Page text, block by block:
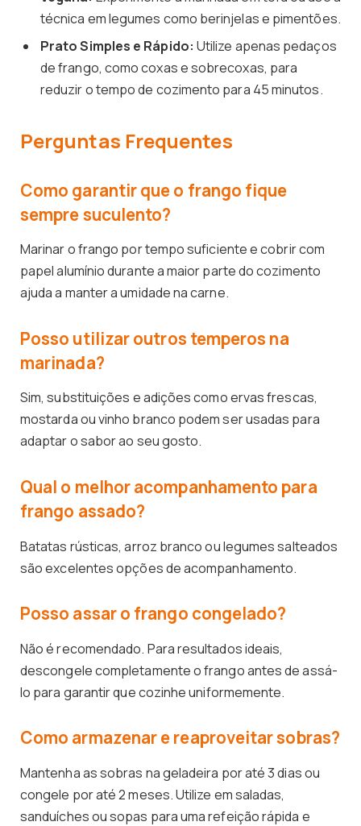
técnica em legumes como berinjelas e pimentões.
Prato Simples e Rápido: Utilize apenas pedaços
de frango, como coxas e sobrecoxas, para
reduzir o tempo de cozimento para 45 minutos.
Perguntas Frequentes
Como garantir que o frango fique
sempre suculento?
Marinar o frango por tempo suficiente e cobrir com
papel alumínio durante a maior parte do cozimento
ajuda a manter a umidade na carne.
Posso utilizar outros temperos na
marinada?
Sim, substituições e adições como ervas frescas,
mostarda ou vinho branco podem ser usadas para
adaptar o sabor ao seu gosto.
Qual o melhor acompanhamento para
frango assado?
Batatas rústicas, arroz branco ou legumes salteados
são excelentes opções de acompanhamento.
Posso assar o frango congelado?
Não é recomendado. Para resultados ideais,
descongele completamente o frango antes de assá-
lo para garantir que cozinhe uniformemente.
Como armazenar e reaproveitar sobras?
Mantenha as sobras na geladeira por até 3 dias ou
congele por até 2 meses. Utilize em saladas,
sanduíches ou sopas para uma refeição rápida e